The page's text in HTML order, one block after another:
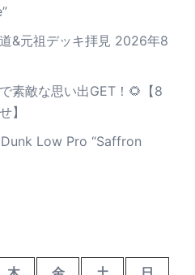
&元祖デッキ拝見 2026年8
素敵な思い出GET！🌻【8
】
Low Pro “Saffron